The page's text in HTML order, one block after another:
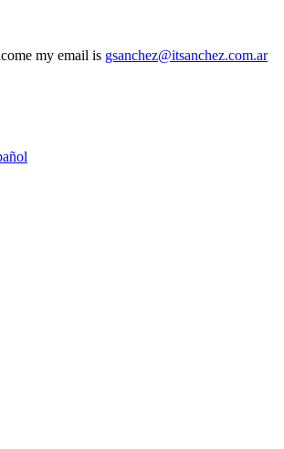
my email is gsanchez@itsanchez.com.ar